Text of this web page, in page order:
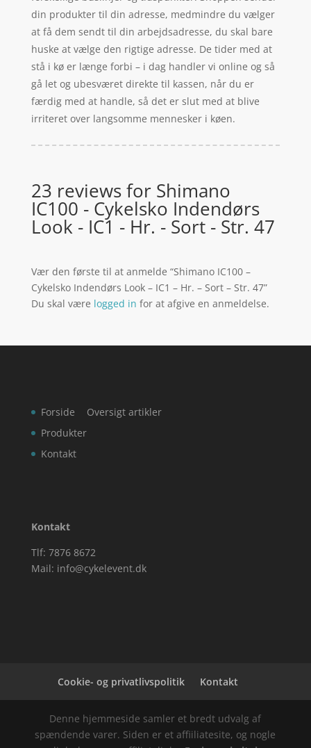
din produkter til din adresse, medmindre du vælger
at få dem sendt til din arbejdsadresse, du skal bare
huske at vælge den rigtige adresse. De tider med at
stå i kø er længe forbi – i dag handler vi online og så
gå let og ubesværet direkte til kassen, når du er
færdig med at handle, så det er slut med at blive
irriteret over langsomme mennesker i køen.
23 reviews for Shimano
IC100 - Cykelsko Indendørs
Look - IC1 - Hr. - Sort - Str. 47
Vær den første til at anmelde “Shimano IC100 –
Cykelsko Indendørs Look – IC1 – Hr. – Sort – Str. 47”
Du skal være logged in for at afgive en anmeldelse.
Forside
Produkter
Kontakt
Oversigt artikler
Kontakt
Tlf: 7876 8672
Mail: info@cykelevent.dk
Cookie- og privatlivspolitik Kontakt
Denne hjemmeside samler et bredt udvalg af
spændende varer. Siden er et affiiliatesite, og nogle